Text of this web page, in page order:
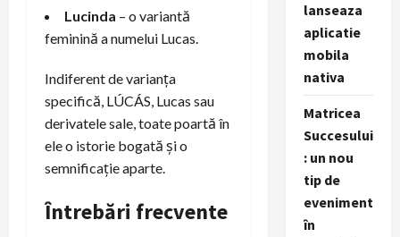
Lucinda – o variantă
feminină a numelui Lucas.
Indiferent de varianța
specifică, LÚCÁS, Lucas sau
derivatele sale, toate poartă în
ele o istorie bogată și o
semnificație aparte.
Întrebări frecvente
lanseaza
aplicatie
mobila
nativa
Matricea
Succesului
: un nou
tip de
eveniment
în